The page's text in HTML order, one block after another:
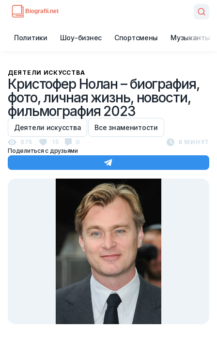
Политики Шоу-бизнес Спортсмены Музыканты
ДЕЯТЕЛИ ИСКУССТВА
Кристофер Нолан – биография,
фото, личная жизнь, новости,
фильмография 2023
Деятели искусства Все знаменитости
675 15 0
8 МИНУТ
Поделиться с друзьями